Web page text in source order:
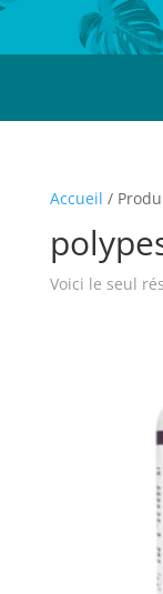
Accueil /
Voici le seul